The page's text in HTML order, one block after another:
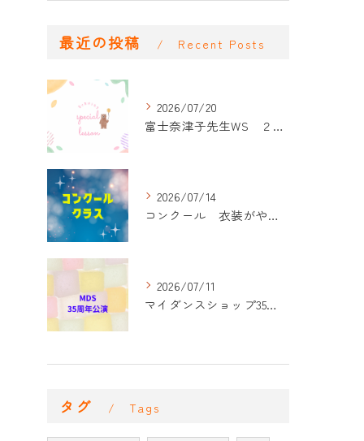
最近の投稿 Recent Posts
2026/07/20
富士奈津子先生WS ２回目
2026/07/14
コンクール 衣装がやって来た！
2026/07/11
マイダンスショップ35周年記念公演 振付開始
タグ Tags